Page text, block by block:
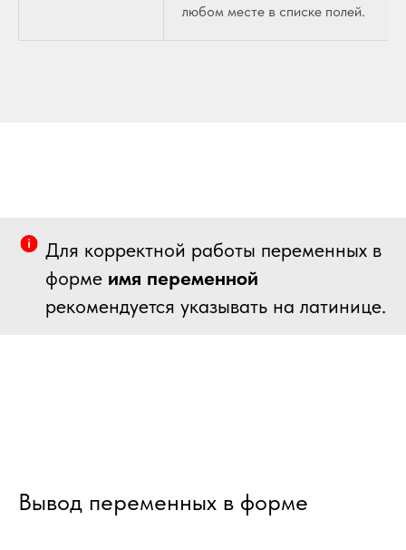
любом месте в списке полей.
Для корректной работы переменных в
форме имя переменной
рекомендуется указывать на латинице.
Вывод переменных в форме